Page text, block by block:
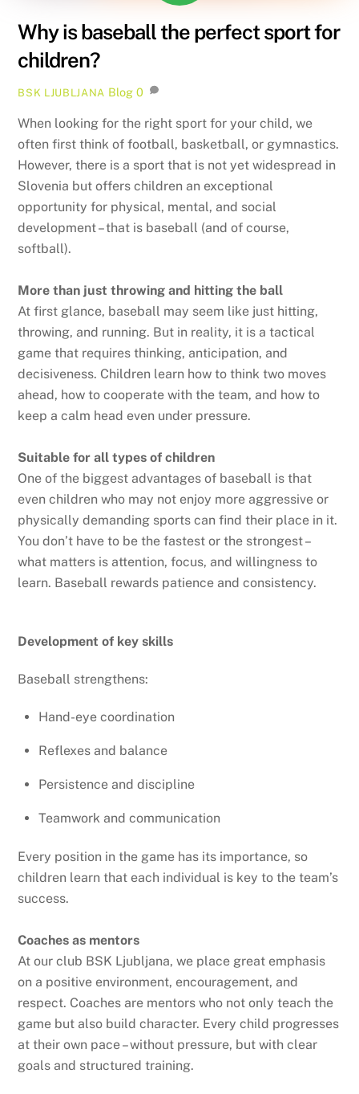
Why is baseball the perfect sport for
children?
BSK LJUBLJANA Blog 0
When looking for the right sport for your child, we
often first think of football, basketball, or gymnastics.
However, there is a sport that is not yet widespread in
Slovenia but offers children an exceptional
opportunity for physical, mental, and social
development – that is baseball (and of course,
softball).
More than just throwing and hitting the ball
At first glance, baseball may seem like just hitting,
throwing, and running. But in reality, it is a tactical
game that requires thinking, anticipation, and
decisiveness. Children learn how to think two moves
ahead, how to cooperate with the team, and how to
keep a calm head even under pressure.
Suitable for all types of children
One of the biggest advantages of baseball is that
even children who may not enjoy more aggressive or
physically demanding sports can find their place in it.
You don’t have to be the fastest or the strongest –
what matters is attention, focus, and willingness to
learn. Baseball rewards patience and consistency.
Development of key skills
Baseball strengthens:
Hand-eye coordination
Reflexes and balance
Persistence and discipline
Teamwork and communication
Every position in the game has its importance, so
children learn that each individual is key to the team’s
success.
Coaches as mentors
At our club BSK Ljubljana, we place great emphasis
on a positive environment, encouragement, and
respect. Coaches are mentors who not only teach the
game but also build character. Every child progresses
at their own pace – without pressure, but with clear
goals and structured training.